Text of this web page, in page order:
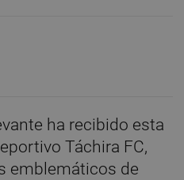
ha recibido esta
Táchira FC,
emblemáticos de